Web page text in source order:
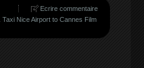
Ecrire commentaire
Taxi Nice Airport to Cannes Film